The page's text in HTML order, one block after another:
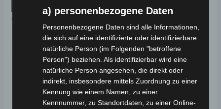
VSX
a) personenbezogene Daten
Personenbezogene Daten sind alle Informationen,
die sich auf eine identifizierte oder identifizierbare
natürliche Person (im Folgenden "betroffene
Person") beziehen. Als identifizierbar wird eine
natürliche Person angesehen, die direkt oder
indirekt, insbesondere mittels Zuordnung zu einer
Kennung wie einem Namen, zu einer
Kennnummer, zu Standortdaten, zu einer Online-